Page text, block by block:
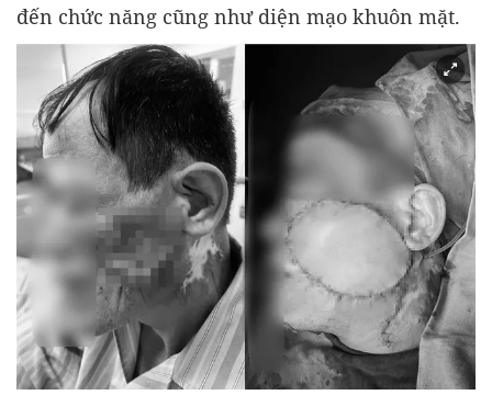
đến chức năng cũng như diện mạo khuôn mặt.